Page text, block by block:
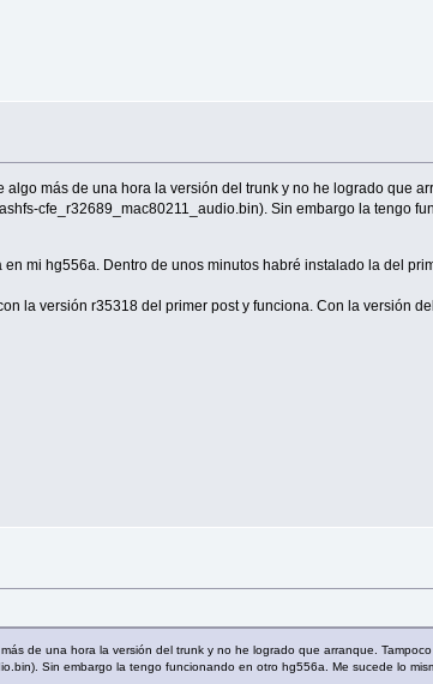
más de una hora la versión del trunk y no he logrado que
cfe_r32689_mac80211_audio.bin). Sin embargo la tengo
mi hg556a. Dentro de unos minutos habré instalado la del
la versión r35318 del primer post y funciona. Con la versión
de una hora la versión del trunk y no he logrado que arranque.
Sin embargo la tengo funcionando en otro hg556a. Me sucede lo